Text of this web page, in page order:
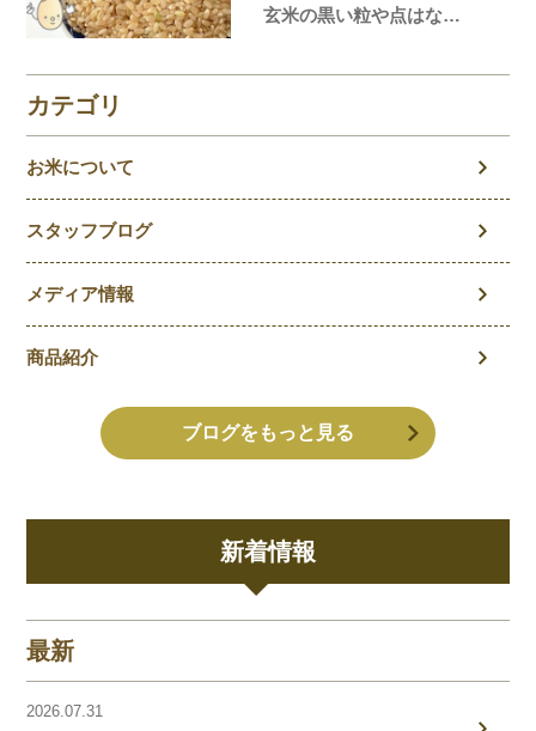
玄米の黒い粒や点はな
カテゴリ
お米について
スタッフブログ
メディア情報
商品紹介
ブログをもっと見る
新着情報
最新
2026.07.31